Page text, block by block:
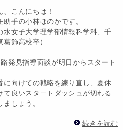
、こんにちは！
助手の小林ほのかです。
水女子大学理学部情報科学科、千
葛飾高校卒）
発見指導面談が明日からスタート
に向けての戦略を練り直し、夏休
て良いスタートダッシュが切れる
ましょう。
続きを読む